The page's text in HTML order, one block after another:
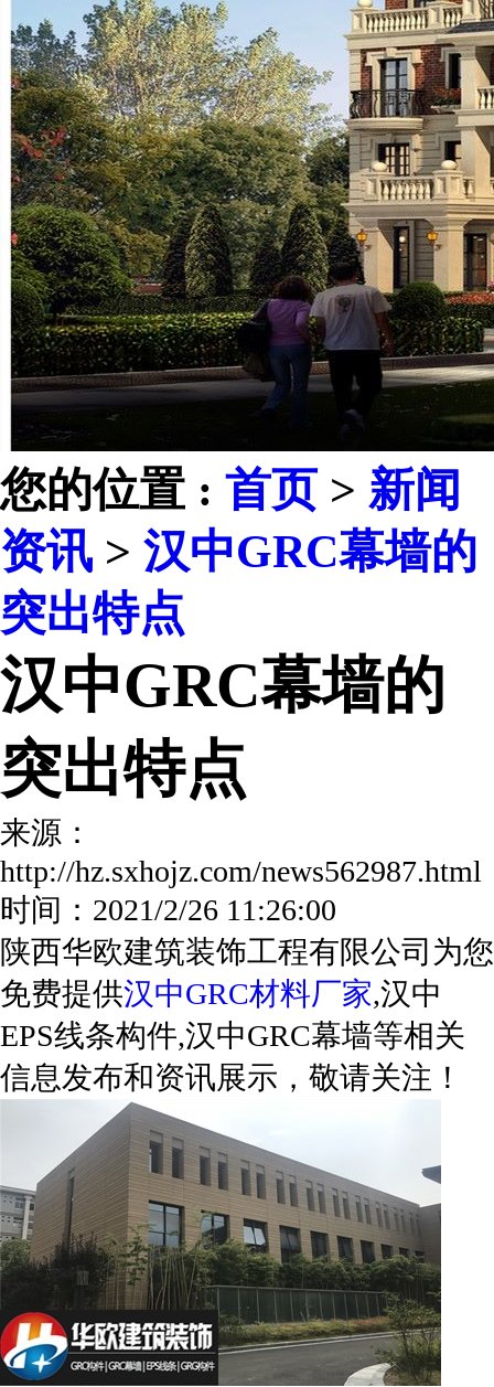
您的位置 : 首页 > 新闻
资讯 > 汉中GRC幕墙的
突出特点
汉中GRC幕墙的
突出特点
来源：
http://hz.sxhojz.com/
时间：2021/2/26 11:26:00
陕西华欧建筑装饰工程有限公司为您
免费提供汉中GRC材料厂家,汉中
EPS线条构件,汉中GRC幕墙等相关
信息发布和资讯展示，敬请关注！